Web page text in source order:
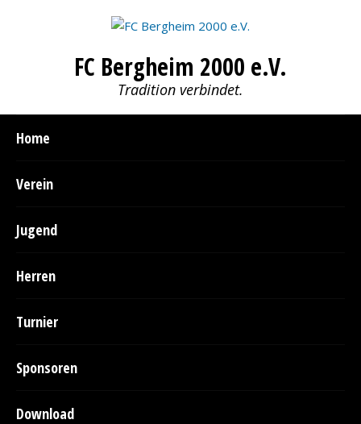
FC Bergheim 2000 e.V.
Tradition verbindet.
Home
Verein
Jugend
Herren
Turnier
Sponsoren
Download